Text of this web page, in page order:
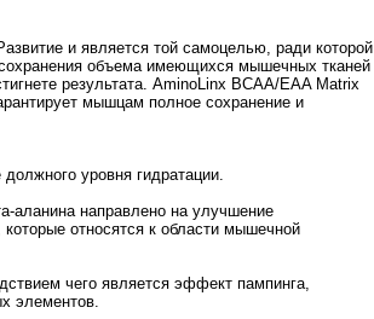
и является той самоцелью, ради которой
объема имеющихся мышечных тканей
результата. AminoLinx BCAA/EAA Matrix
мышцам полное сохранение и
уровня гидратации.
аланина направлено на улучшение
относятся к области мышечной
чего является эффект пампинга,
элементов.